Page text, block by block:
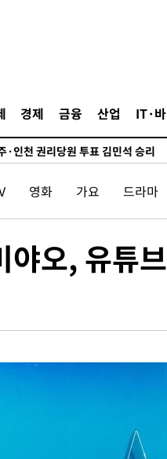
경제 금융 산업 IT·
근접…美 배상 선행돼야"
순회경선…박선원·최민희·서미
인천 당원투표…金 47.75%·鄭
인천 권리당원 투표 김민석 승리
는 마음 느꼈고, 많은 트로피 원해
안 일부 지역엔 호의주의보
로 잠기고 담벼락 붕괴
, 닷새 만에 숨진 채 발견
'홈팀' 일본과 한일전
복…1명 사망·1명 실종
고 35도' 무더위, 열대야 계속[다
축구협회 "실망과 걱정 안겨드려
안 최대 150㎜ 비
영화 가요 드라마
오, 유튜